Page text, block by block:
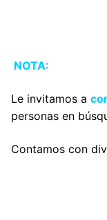
NOTA:
Le invitamos a
personas en
Contamos con